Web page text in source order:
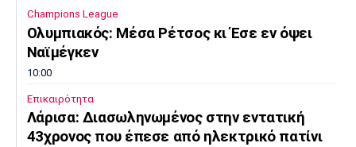
Champions League
Ολυμπιακός: Μέσα Ρέτσος κι Έσε εν όψει
Ναϊμέγκεν
10:00
Επικαιρότητα
Λάρισα: Διασωληνωμένος στην εντατική
43χρονος που έπεσε από ηλεκτρικό πατίνι